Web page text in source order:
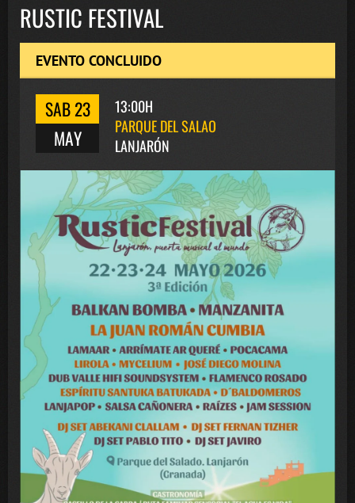
RUSTIC FESTIVAL
EVENTO CONCLUIDO
SAB 23
MAY
13:00H
PARQUE DEL SALAO
LANJARÓN